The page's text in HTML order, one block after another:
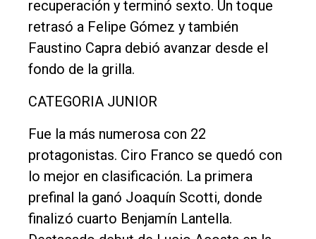
recuperación y terminó sexto. Un toque
retrasó a Felipe Gómez y también
Faustino Capra debió avanzar desde el
fondo de la grilla.
CATEGORIA JUNIOR
Fue la más numerosa con 22
protagonistas. Ciro Franco se quedó con
lo mejor en clasificación. La primera
prefinal la ganó Joaquín Scotti, donde
finalizó cuarto Benjamín Lantella.